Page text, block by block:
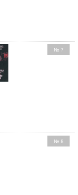
№ 7
№ 8